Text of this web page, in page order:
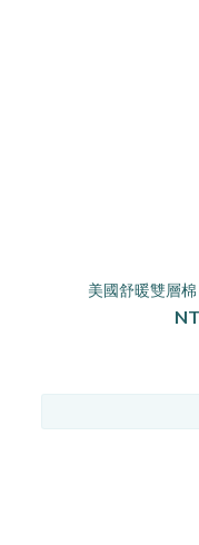
美國舒暖雙層